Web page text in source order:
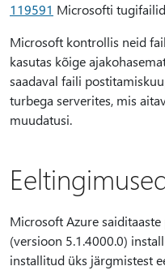
119591 Microsofti
Microsoft kontrollis neid
kasutas kõige
saadaval faili
turbega serverites, mis
muudatusi.
Microsoft Azure
(versioon 5.1.4000.0)
installitud üks järgmistest